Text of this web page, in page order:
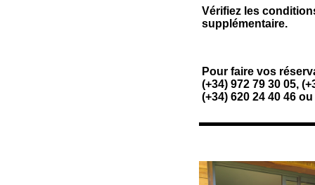
Vérifiez les
supplémentaire.
Pour faire vos
(+34) 972 79 30 05,
(+34) 620 24 40 46